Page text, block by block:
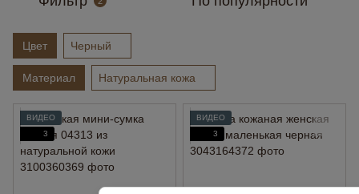
Цвет Черный
Материал Натуральная кожа
ВИДЕО
3
ВИДЕО
3